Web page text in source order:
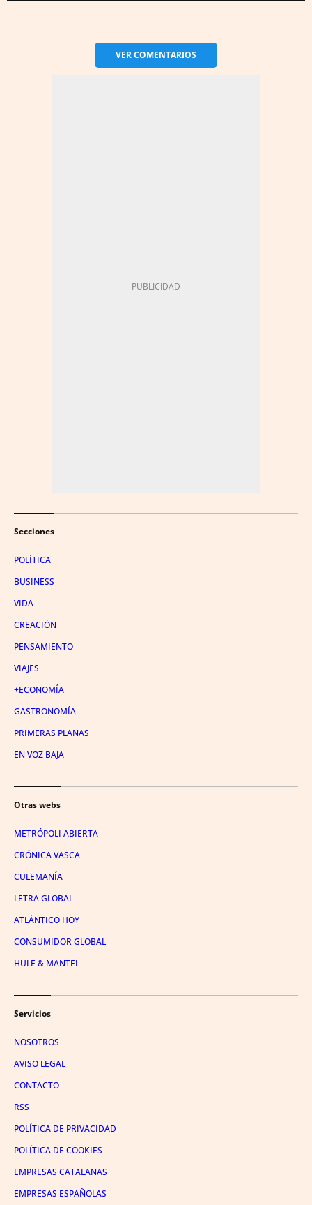
VERCOMENTARIOS
Secciones
POLÍTICA
BUSINESS
VIDA
CREACIÓN
PENSAMIENTO
VIAJES
+ECONOMÍA
GASTRONOMÍA
PRIMERAS PLANAS
EN VOZ BAJA
Otras webs
METRÓPOLI ABIERTA
CRÓNICA VASCA
CULEMANÍA
LETRA GLOBAL
ATLÁNTICO HOY
CONSUMIDOR GLOBAL
HULE & MANTEL
Servicios
NOSOTROS
AVISO LEGAL
CONTACTO
RSS
POLÍTICA DE PRIVACIDAD
POLÍTICA DE COOKIES
EMPRESAS CATALANAS
EMPRESAS ESPAÑOLAS